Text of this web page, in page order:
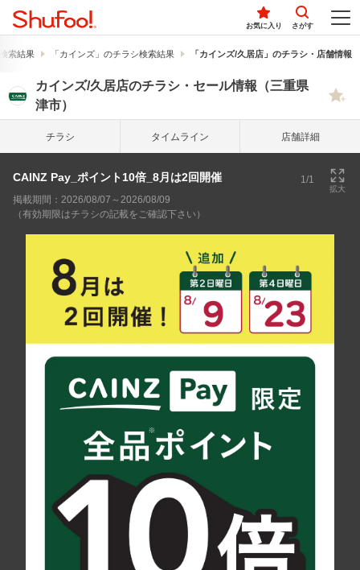
お気に入り さがす
索結果 「カインズ」のチラシ検索結果 「カインズ/久居店」のチラシ・店舗情報
カインズ/久居店のチラシ・セール情報（三重県
津市）
チラシ タイム ライン 店舗詳細
CAINZ Pay_ポイント10倍_8月は2回開催 1/1
拡大
掲載期間：2026/08/07～2026/08/09
（有効期限はチラシの記載をご確認下さい）